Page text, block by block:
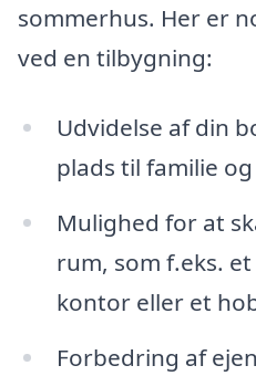
sommerhus. Her er
ved en tilbygning:
Udvidelse af din
plads til familie
Mulighed for at
rum, som f.eks.
kontor eller et
Forbedring af